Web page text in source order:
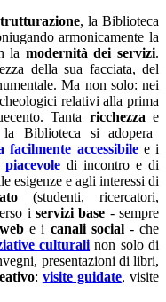
, la Biblioteca
armonicamente la
la modernità dei servizi.
della sua facciata, del
Ma non solo: nei
relativi alla prima
Tanta ricchezza e
Biblioteca si adopera
facilmente accessibilee i
di incontro e di
esigenze e agli interessi di
(studenti, ricercatori,
i servizi base - sempre
e i canali social- che
culturali non solo di
presentazioni di libri,
: visite guidate, visite